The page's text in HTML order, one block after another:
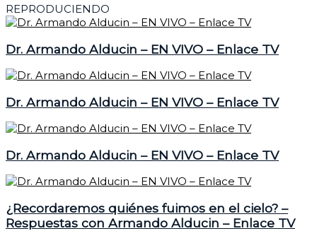
REPRODUCIENDO
Dr. Armando Alducin – EN VIVO – Enlace TV
Dr. Armando Alducin – EN VIVO – Enlace TV
Dr. Armando Alducin – EN VIVO – Enlace TV
¿Recordaremos quiénes fuimos en el cielo? –
Respuestas con Armando Alducin – Enlace TV